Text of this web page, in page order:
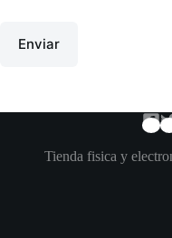
Enviar
Tienda fisica y